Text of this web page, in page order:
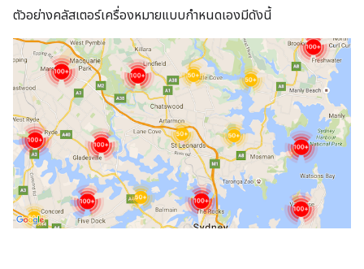
ตัวอย่างคลัสเตอร์เครื่องหมายแบบกำหนดเองมีดังนี้